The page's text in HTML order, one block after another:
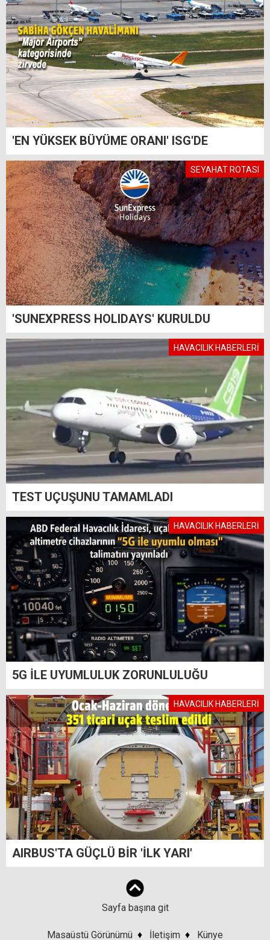
'EN YÜKSEK BÜYÜME ORANI' ISG'DE
SEYAHAT ROTASI
'SUNEXPRESS HOLIDAYS' KURULDU
HAVACILIK HABERLERİ
TEST UÇUŞUNU TAMAMLADI
HAVACILIK HABERLERİ
5G İLE UYUMLULUK ZORUNLULUĞU
HAVACILIK HABERLERİ
AIRBUS'TA GÜÇLÜ BİR 'İLK YARI'
Sayfa başına git
Masaüstü Görünümü ♦ İletişim ♦ Künye